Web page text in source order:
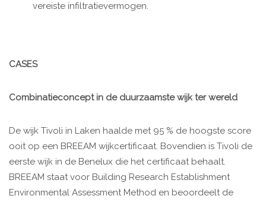
vereiste infiltratievermogen.
CASES
Combinatieconcept in de duurzaamste wijk ter wereld
De wijk Tivoli in Laken haalde met 95 % de hoogste score
ooit op een BREEAM wijkcertificaat. Bovendien is Tivoli de
eerste wijk in de Benelux die het certificaat behaalt.
BREEAM staat voor Building Research Establishment
Environmental Assessment Method en beoordeelt de